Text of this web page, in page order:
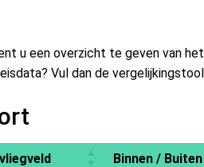
u een overzicht te geven van
Vul dan de vergelijkingstool
Binnen / Buiten